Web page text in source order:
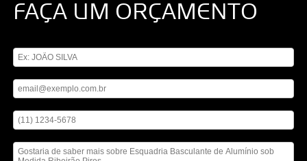
FAÇA UM ORÇAMENTO